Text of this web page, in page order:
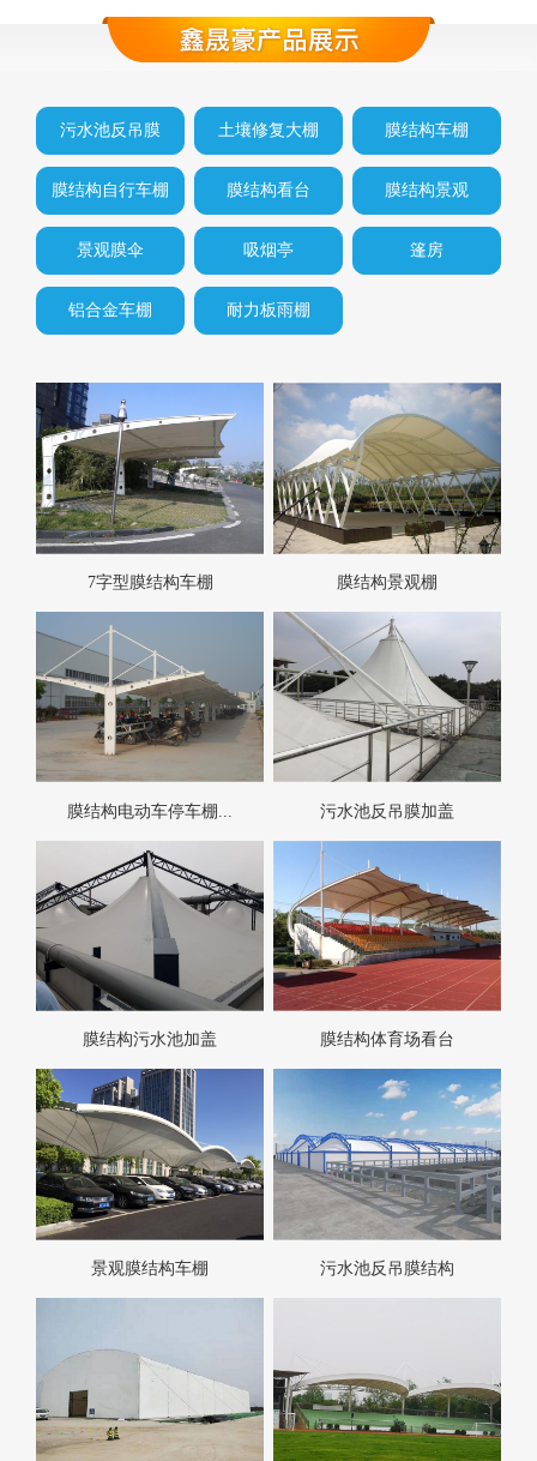
污水池反吊膜 土壤修复大棚 膜结构车棚
膜结构自行车棚 膜结构看台 膜结构景观
景观膜伞 吸烟亭 篷房
铝合金车棚 耐力板雨棚
7字型膜结构车棚 膜结构景观棚
膜结构电动车停车棚... 污水池反吊膜加盖
膜结构污水池加盖 膜结构体育场看台
景观膜结构车棚 污水池反吊膜结构